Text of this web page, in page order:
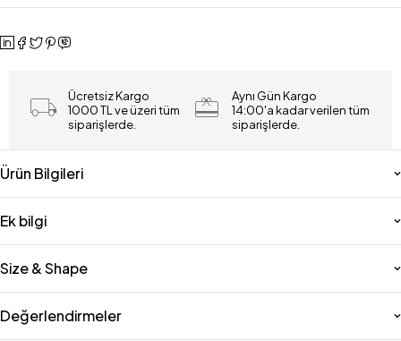
Ücretsiz Kargo
1000 TL ve üzeri tüm
siparişlerde.
Aynı Gün Kargo
14:00'a kadar verilen tüm
siparişlerde.
Ürün Bilgileri
Ek bilgi
Size & Shape
Değerlendirmeler